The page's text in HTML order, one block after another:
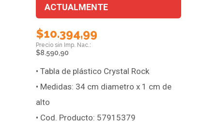
ACTUALMENTE
$10.394,99
$8.590,90
• Tabla de plástico Crystal Rock
• Medidas: 34 cm diametro x 1 cm de
alto
• Cod. Producto: 57915379